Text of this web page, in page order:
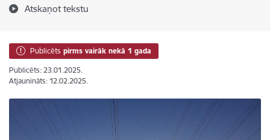
Atskaņot tekstu
Publicēts pirms vairāk nekā 1 gada
Publicēts: 23.01.2025.
Atjaunināts: 12.02.2025.